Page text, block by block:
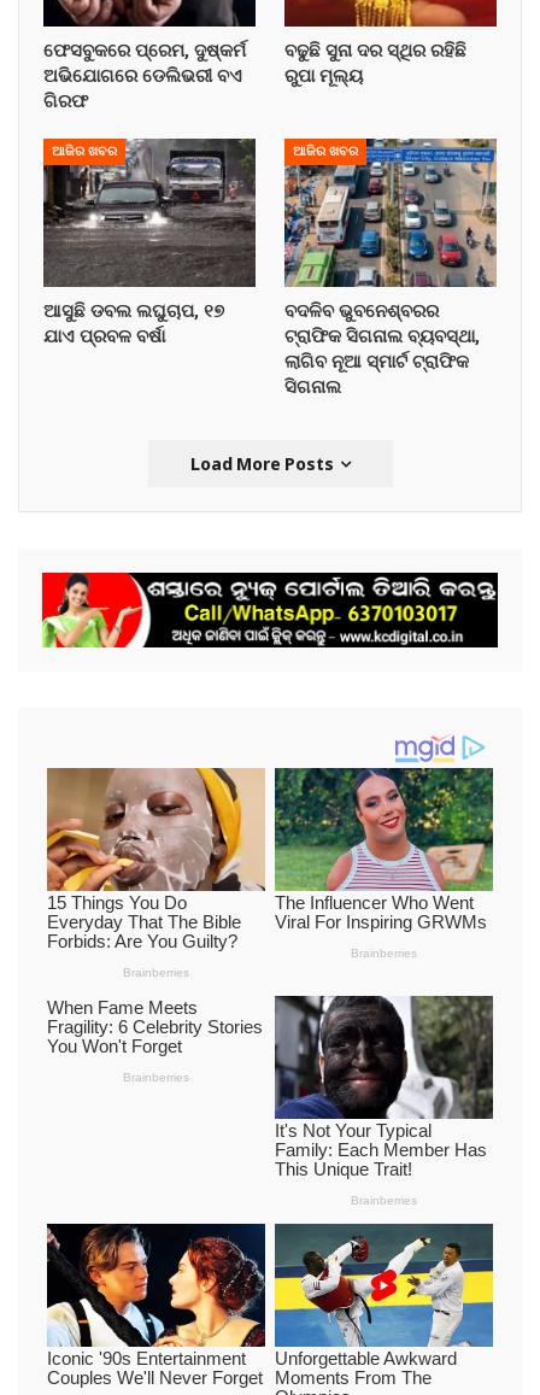
ଫେସବୁକରେ ପ୍ରେମ, ଦୁଷ୍କର୍ମ
ଅଭିଯୋଗରେ ଡେଲିଭରୀ ବଏ
ଗିରଫ
ବଢୁଛି ସୁନା ଦର ସ୍ଥିର ରହିଛି
ରୁପା ମୂଲ୍ୟ
ଆଜିର ଖବର
ଆସୁଛି ଡବଲ ଲଘୁଚାପ, ୧୭
ଯାଏ ପ୍ରବଳ ବର୍ଷା
ଆଜିର ଖବର
ବଦଳିବ ଭୁବନେଶ୍ବରର
ଟ୍ରାଫିକ ସିଗନାଲ ବ୍ୟବସ୍ଥା,
ଲାଗିବ ନୂଆ ସ୍ମାର୍ଟ ଟ୍ରାଫିକ
ସିଗନାଲ
Load More Posts